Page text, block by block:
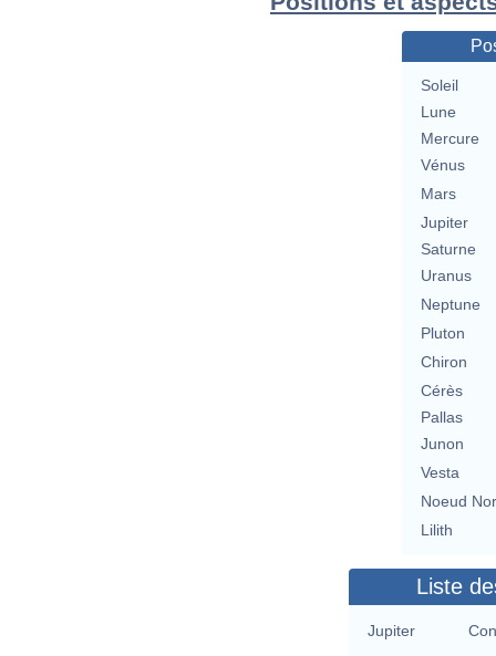
Soleil
Lune
Mercure
Vénus
Mars
Jupiter
Saturne
Uranus
Neptune
Pluton
Chiron
Cérès
Pallas
Junon
Vesta
Noeud
Lilith
Liste
Jupiter